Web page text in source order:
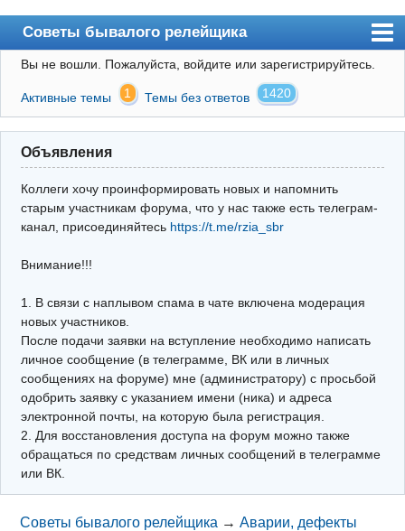
Советы бывалого релейщика
Форум
Правила
Поиск
Регистрация
Архив
Почта
Поиск релейщика
Видео РЗиА
Фотохостинг
Телеграм
Вы не вошли. Пожалуйста, войдите или зарегистрируйтесь.
Активные темы 1 Темы без ответов 1420
Объявления
Коллеги хочу проинформировать новых и напомнить
старым участникам форума, что у нас также есть телеграм-
канал, присоединяйтесь https://t.me/rzia_sbr
Внимание!!!
1. В связи с наплывом спама в чате включена модерация
новых участников.
После подачи заявки на вступление необходимо написать
личное сообщение (в телеграмме, ВК или в личных
сообщениях на форуме) мне (администратору) с просьбой
одобрить заявку с указанием имени (ника) и адреса
электронной почты, на которую была регистрация.
2. Для восстановления доступа на форум можно также
обращаться по средствам личных сообщений в телеграмме
или ВК.
Советы бывалого релейщика →Аварии, дефекты